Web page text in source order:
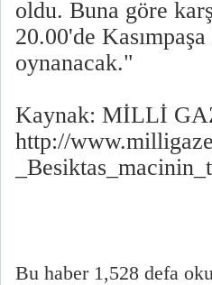
oldu. Buna göre
20.00'de
oynanacak."
Kaynak: MİLLİ
http://
Bu haber 1,528 defa